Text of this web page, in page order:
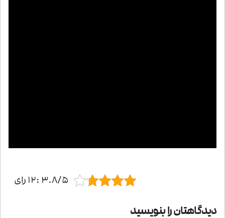
3.8/5 :12 رای
دیدگاهتان را بنویسید